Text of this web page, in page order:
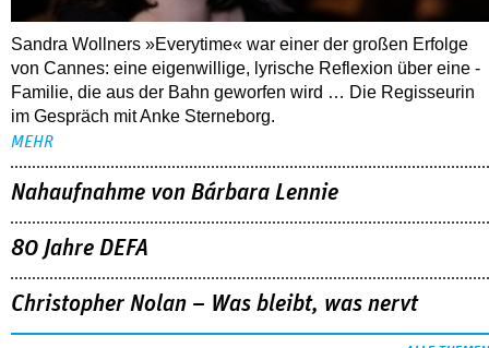
Sandra Wollners »Everytime« war einer der großen Erfolge
von Cannes: eine eigenwillige, lyrische Reflexion über eine ­
Familie, die aus der Bahn geworfen wird … Die Regisseurin
im Gespräch mit Anke Sterneborg.
MEHR
Nahaufnahme von Bárbara Lennie
80 Jahre DEFA
Christopher Nolan – Was bleibt, was nervt